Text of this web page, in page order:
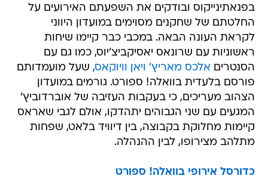
בפנאתינייקוס ובודקים את השפעתם האירועים על
החלטתם של שחקנים מסוימים במועדון היווני
לקראת העונה הבאה. במכבי כבר קיימו שיחות
ראשוניות עם שרונאס יאסיקביצ'יוס, כמו גם עם
הסנטרים אלכס מאריץ' ויאן וויוקאס, שעל מועמדותם
פורסם בלעדית בוואלה! ספורט. גורמים במועדון
הצהוב מעריכים, כי בעקבות העזיבה של אוברדוביץ'
המגעים עם שני הגבוהים יתהדקו, אולם לגבי שאראס
קיימות מחלוקת בקבוצה, בין דיוויד בלאט, שפחות
מתלהב מצירופו, לבין ההנהלה.
כדורסל אירופי בוואלה! ספורט